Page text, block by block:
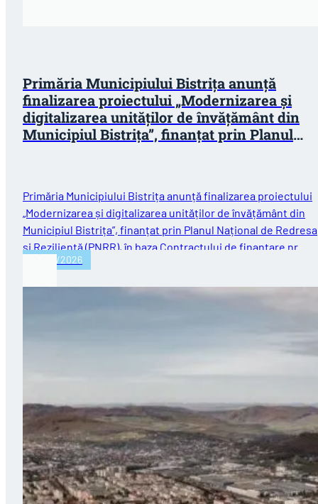
Primăria Municipiului Bistrița anunță
finalizarea proiectului „Modernizarea și
digitalizarea unităților de învățământ din
Municipiul Bistrița”, finanțat prin Planul
Primăria Municipiului Bistrița anunță finalizarea proiectului
„Modernizarea și digitalizarea unităților de învățământ din
Municipiul Bistrița”, finanțat prin Planul Național de
și Reziliență (PNRR), în baza Contractului de finanțare nr.…
30/07/2026